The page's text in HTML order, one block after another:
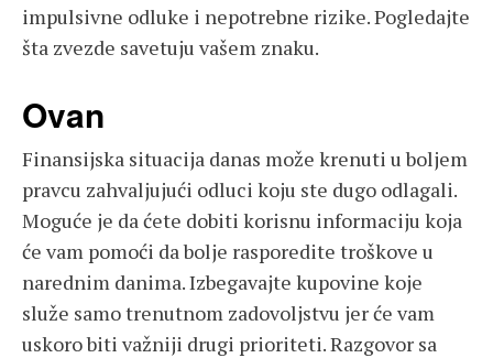
impulsivne odluke i nepotrebne rizike. Pogledajte
šta zvezde savetuju vašem znaku.
Ovan
Finansijska situacija danas može krenuti u boljem
pravcu zahvaljujući odluci koju ste dugo odlagali.
Moguće je da ćete dobiti korisnu informaciju koja
će vam pomoći da bolje rasporedite troškove u
narednim danima. Izbegavajte kupovine koje
služe samo trenutnom zadovoljstvu jer će vam
uskoro biti važniji drugi prioriteti. Razgovor sa